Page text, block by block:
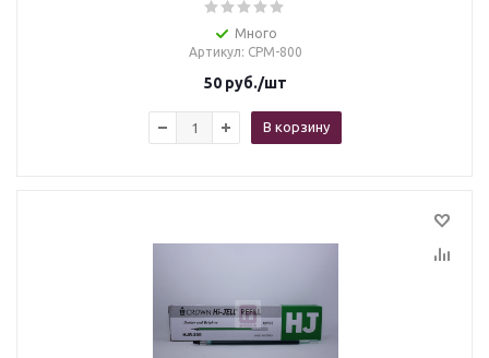
Много
Артикул: СРМ-800
50руб./шт
В корзину